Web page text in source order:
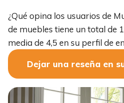
¿Qué opina los usuarios de
de muebles tiene un total de
media de 4,5 en su perfil de
Dejar una reseña en